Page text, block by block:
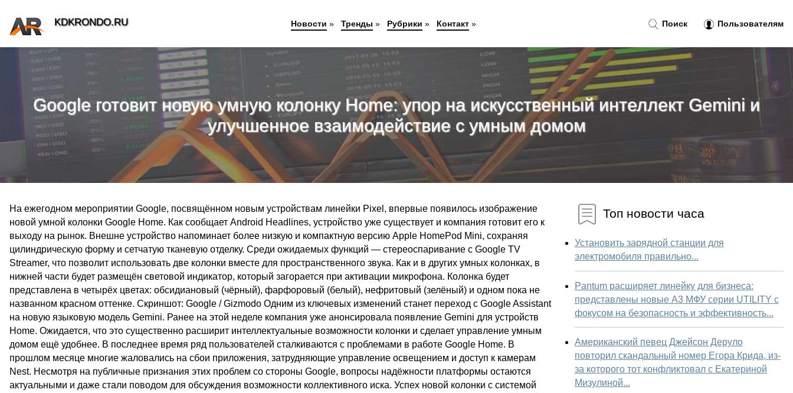
Google готовит новую умную колонку Home: упор на искусственный интеллект Gemini и
улучшенное взаимодействие с умным домом
На ежегодном мероприятии Google, посвящённом новым устройствам линейки Pixel, впервые появилось изображение
новой умной колонки Google Home. Как сообщает Android Headlines, устройство уже существует и компания готовит его к
выходу на рынок. Внешне устройство напоминает более низкую и компактную версию Apple HomePod Mini, сохраняя
цилиндрическую форму и сетчатую тканевую отделку. Среди ожидаемых функций — стереоспаривание с Google TV
Streamer, что позволит использовать две колонки вместе для пространственного звука. Как и в других умных колонках, в
нижней части будет размещён световой индикатор, который загорается при активации микрофона. Колонка будет
представлена в четырёх цветах: обсидиановый (чёрный), фарфоровый (белый), нефритовый (зелёный) и одном пока не
названном красном оттенке. Скриншот: Google / Gizmodo Одним из ключевых изменений станет переход с Google Assistant
на новую языковую модель Gemini. Ранее на этой неделе компания уже анонсировала появление Gemini для устройств
Home. Ожидается, что это существенно расширит интеллектуальные возможности колонки и сделает управление умным
домом ещё удобнее. В последнее время ряд пользователей сталкиваются с проблемами в работе Google Home. В
прошлом месяце многие жаловались на сбои приложения, затрудняющие управление освещением и доступ к камерам
Nest. Несмотря на публичные признания этих проблем со стороны Google, вопросы надёжности платформы остаются
актуальными и даже стали поводом для обсуждения возможности коллективного иска. Успех новой колонки с системой
Топ новости часа
Установить зарядной станции для
электромобиля правильно...
Pantum расширяет линейку для бизнеса:
представлены новые А3 МФУ серии UTILITY с
фокусом на безопасность и эффективность...
Американский певец Джейсон Деруло
повторил скандальный номер Егора Крида, из-
за которого тот конфликтовал с Екатериной
Мизулиной...
Поиск Пользователям
KDKRONDO.RU Новости » Тренды » Рубрики » Контакт»